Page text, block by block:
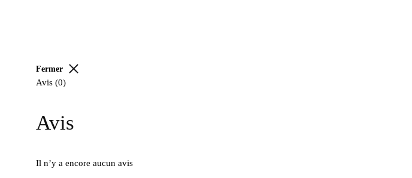
Fermer
Avis (0)
Avis
Il n’y a encore aucun avis